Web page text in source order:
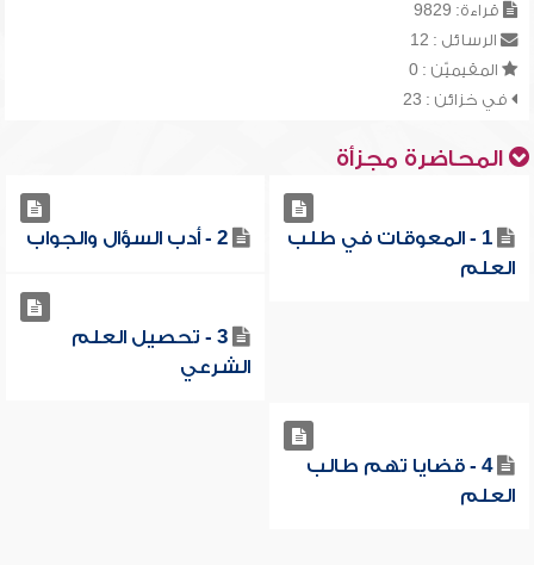
قراءة: 9829
الرسائل : 12
المقيميّن : 0
في خزائن : 23
المحاضرة مجزأة
1 - المعوقات في طلب
العلم
2 - أدب السؤال والجواب
3 - تحصيل العلم
الشرعي
4 - قضايا تهم طالب
العلم